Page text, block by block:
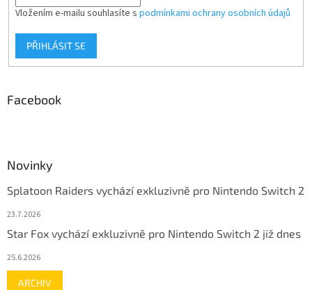
Vložením e-mailu souhlasíte s podmínkami ochrany osobních údajů
PŘIHLÁSIT SE
Facebook
Novinky
Splatoon Raiders vychází exkluzivně pro Nintendo Switch 2
23.7.2026
Star Fox vychází exkluzivně pro Nintendo Switch 2 již dnes
25.6.2026
ARCHIV